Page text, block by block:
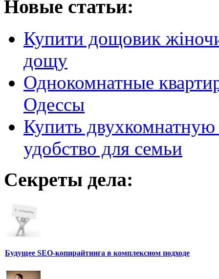
Новые статьи:
Купити дощовик
дощу
Однокомнатные
Одессы
Купить
удобство для семьи
Секреты дела:
Будущее SEO-копирайтинга в комплексном подходе